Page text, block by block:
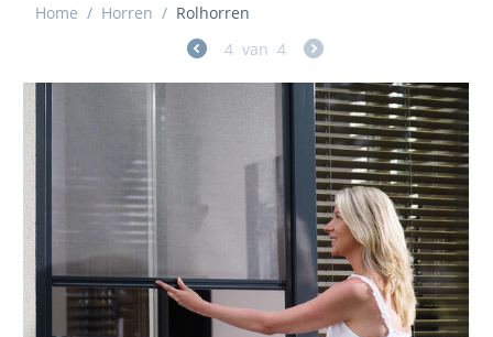
Home / Horren / Rolhorren
4 van 4